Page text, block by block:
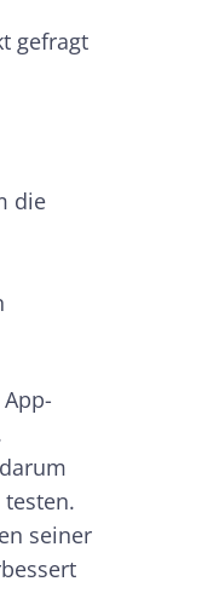
gefragt
die
seiner